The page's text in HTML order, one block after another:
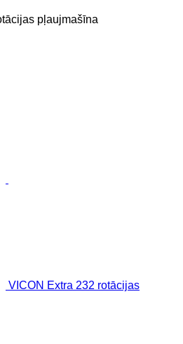
pļaujmašīna
VICON Extra 232 rotācijas